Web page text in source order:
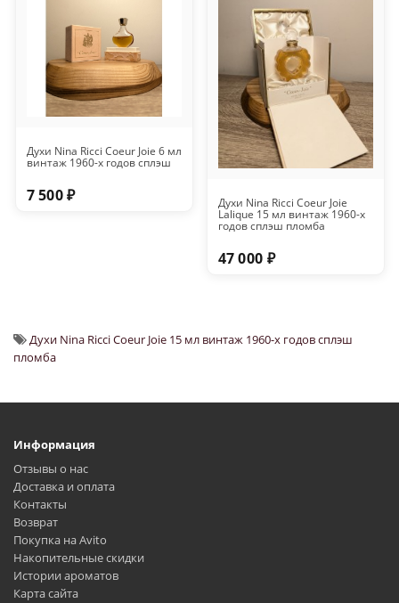
Духи Nina Ricci Coeur Joie 6 мл
винтаж 1960-х годов сплэш
7 500 ₽ Духи Nina Ricci Coeur Joie
Lalique 15 мл винтаж 1960-х
годов сплэш пломба
47 000 ₽
Духи Nina Ricci Coeur Joie 15 мл винтаж 1960-х годов сплэш
пломба
Информация
Отзывы о нас
Доставка и оплата
Контакты
Возврат
Покупка на Avito
Накопительные скидки
Истории ароматов
Карта сайта